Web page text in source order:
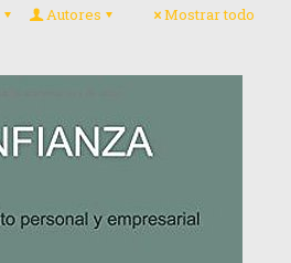
Autores Mostrar todo